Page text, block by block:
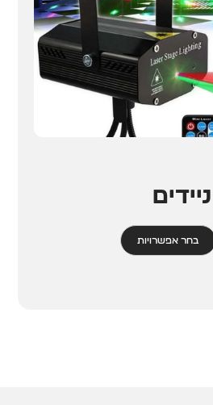
בחר אפשרויות